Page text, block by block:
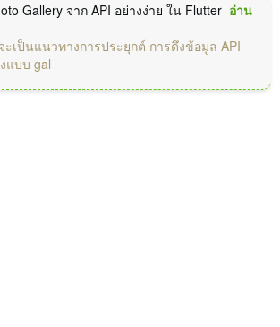
Gallery จาก API อย่างง่าย ใน Flutter อ่าน
ะเป็นแนวทางการประยุกต์ การดึงข้อมูล API
แบบ gal